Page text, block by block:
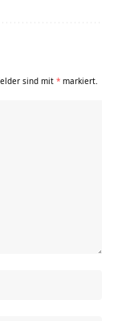
sind mit * markiert.